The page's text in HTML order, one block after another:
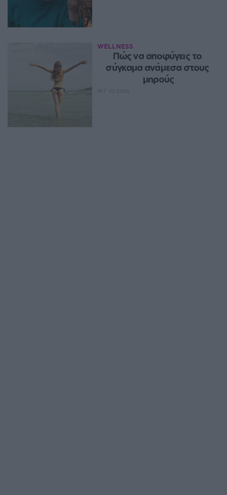
WELLNESS
Πώς να αποφύγεις το
σύγκαμα ανάμεσα στους
μηρούς